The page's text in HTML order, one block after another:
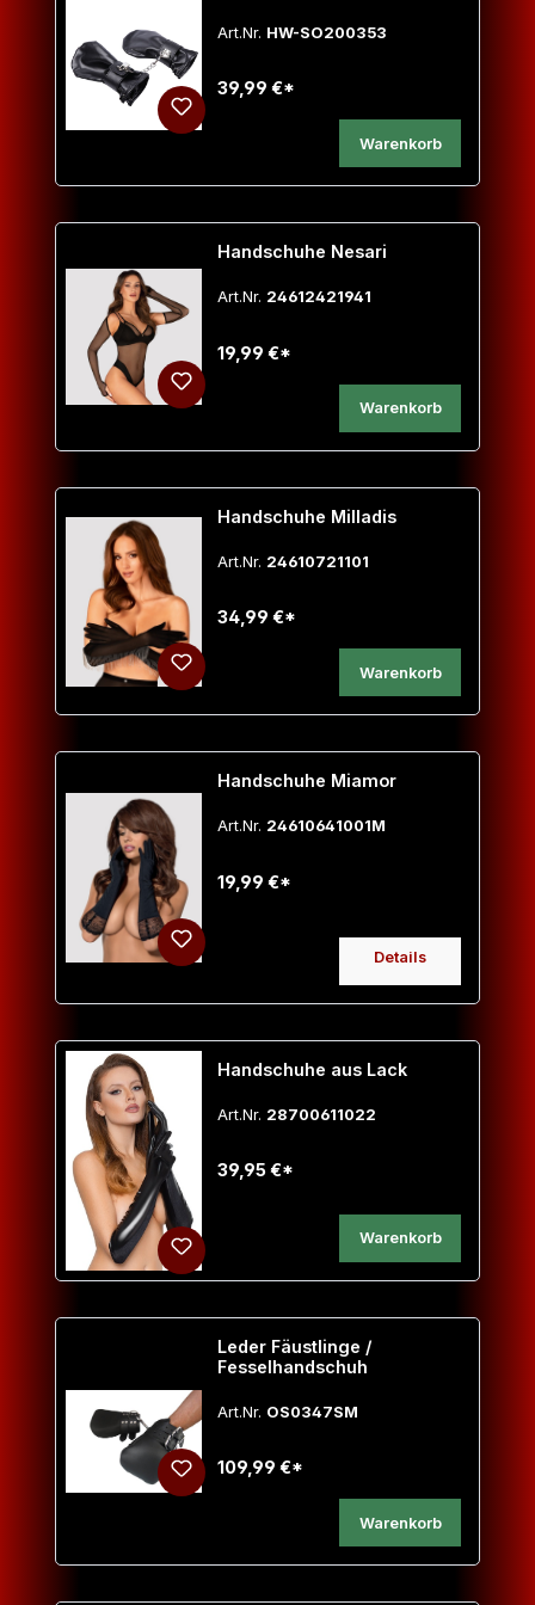
Art.Nr. HW-SO200353
39,99 €*
Warenkorb
Handschuhe Nesari
Art.Nr. 24612421941
19,99 €*
Warenkorb
Handschuhe Milladis
Art.Nr. 24610721101
34,99 €*
Warenkorb
Handschuhe Miamor
Art.Nr. 24610641001M
19,99 €*
Details
Handschuhe aus Lack
Art.Nr. 28700611022
39,95 €*
Warenkorb
Leder Fäustlinge /
Fesselhandschuh
Art.Nr. OS0347SM
109,99 €*
Warenkorb